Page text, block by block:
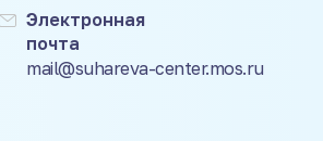
Электронная
почта
mail@suhareva-center.mos.ru